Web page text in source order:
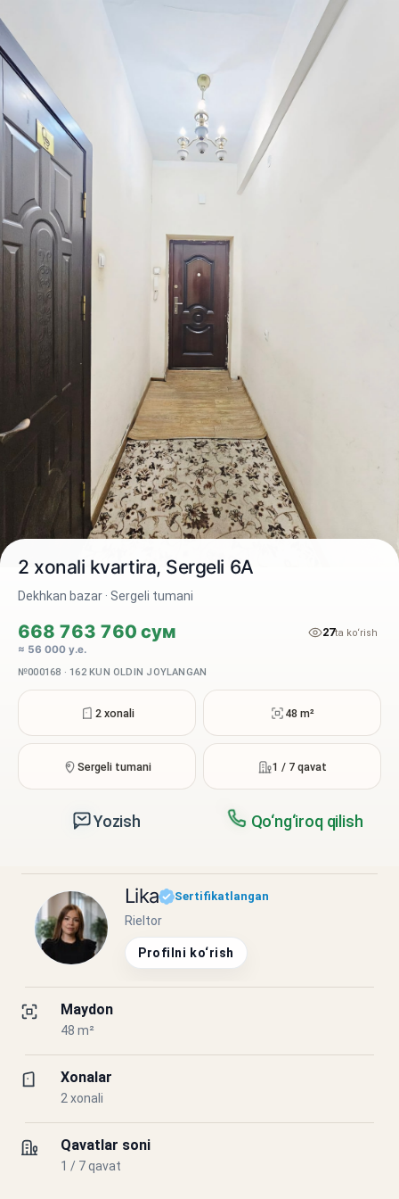
2 / 5
2 xonali kvartira, Sergeli 6A
Dekhkan bazar · Sergeli tumani
668 763 760 сум
≈ 56 000 у.е.
27ta ko‘rish
№000168 · 162 KUN OLDIN JOYLANGAN
2 xonali 48 m²
Sergeli tumani 1 / 7 qavat
Yozish Qo‘ng‘iroq qilish
Lika Sertifikatlangan
Rieltor
Profilni ko‘rish
Maydon
48 m²
Xonalar
2 xonali
Qavatlar soni
1 / 7 qavat